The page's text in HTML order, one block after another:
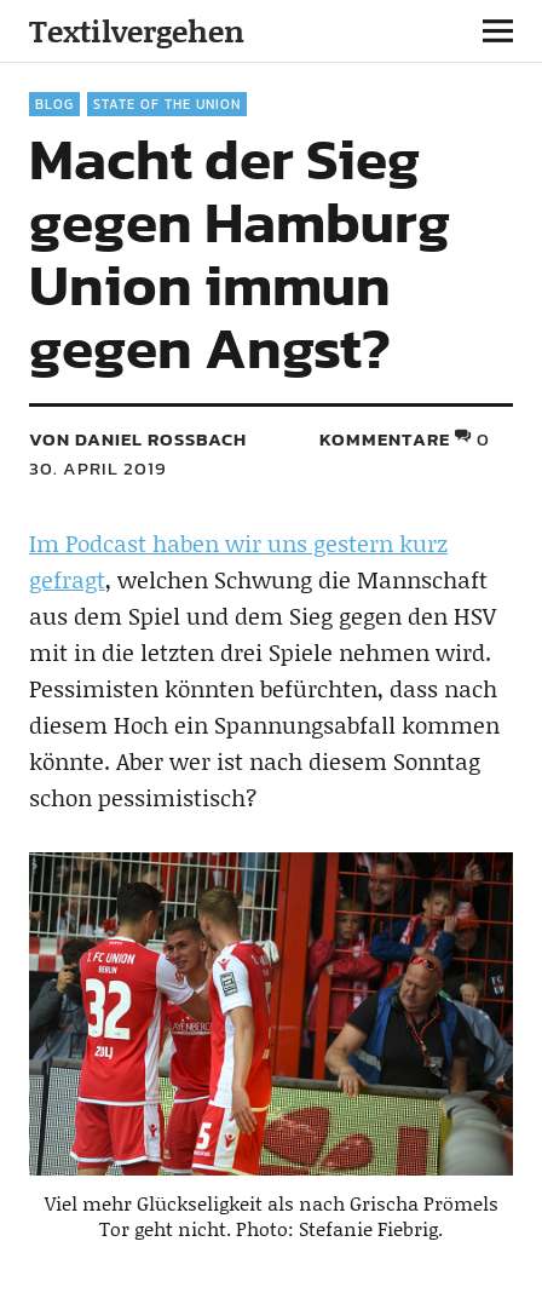
Textilvergehen
BLOG STATE OF THE UNION
Macht der Sieg
gegen Hamburg
Union immun
gegen Angst?
VON DANIEL ROSSBACH
30. APRIL 2019
KOMMENTARE 0
Im Podcast haben wir uns gestern kurz
gefragt, welchen Schwung die Mannschaft
aus dem Spiel und dem Sieg gegen den HSV
mit in die letzten drei Spiele nehmen wird.
Pessimisten könnten befürchten, dass nach
diesem Hoch ein Spannungsabfall kommen
könnte. Aber wer ist nach diesem Sonntag
schon pessimistisch?
Viel mehr Glückseligkeit als nach Grischa Prömels
Tor geht nicht. Photo: Stefanie Fiebrig.